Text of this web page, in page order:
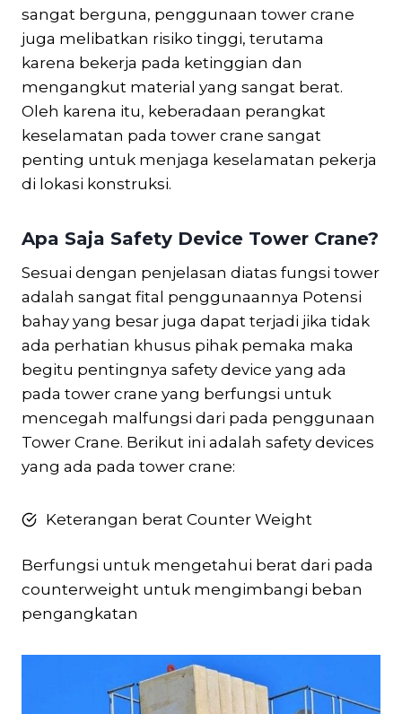
sangat berguna, penggunaan tower crane
juga melibatkan risiko tinggi, terutama
karena bekerja pada ketinggian dan
mengangkut material yang sangat berat.
Oleh karena itu, keberadaan perangkat
keselamatan pada tower crane sangat
penting untuk menjaga keselamatan pekerja
di lokasi konstruksi.
Apa Saja Safety Device Tower Crane?
Sesuai dengan penjelasan diatas fungsi tower
adalah sangat fital penggunaannya Potensi
bahay yang besar juga dapat terjadi jika tidak
ada perhatian khusus pihak pemaka maka
begitu pentingnya safety device yang ada
pada tower crane yang berfungsi untuk
mencegah malfungsi dari pada penggunaan
Tower Crane. Berikut ini adalah safety devices
yang ada pada tower crane:
Keterangan berat Counter Weight
Berfungsi untuk mengetahui berat dari pada
counterweight untuk mengimbangi beban
pengangkatan